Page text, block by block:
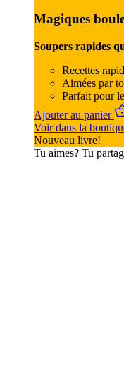
Magiques
Soupers rapides
Recettes
Aimées par
Parfait pour
Ajouter au panier
Voir dans la
Nouveau livre!
Tu aimes? Tu